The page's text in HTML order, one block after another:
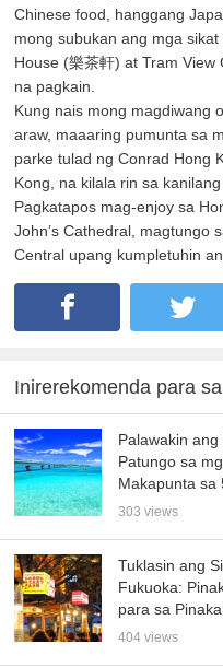
Chinese food, hanggang
mong subukan ang mga
House (樂茶軒) at Tram
na pagkain.
Kung nais mong magdiwang
araw, maaaring pumunta sa
parke tulad ng Conrad Hong
Kong, na kilala rin sa
Pagkatapos mag-enjoy sa
John’s Cathedral, magtungo
Central upang kumpletuhin
Inirerekomenda para
Palawakin
Patungo sa
Makapunta sa
303 views
Tuklasin ang
Fukuoka:
para sa
404 views